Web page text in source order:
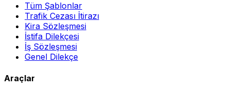
Tüm Şablonlar
Trafik Cezası İtirazı
Kira Sözleşmesi
İstifa Dilekçesi
İş Sözleşmesi
Genel Dilekçe
Araçlar